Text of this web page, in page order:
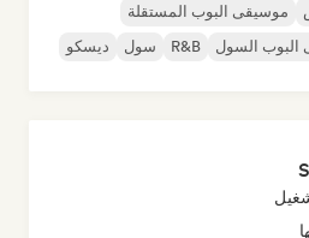
موسيقى البوب المستقلة
البوب السول R&B سول ديسكو